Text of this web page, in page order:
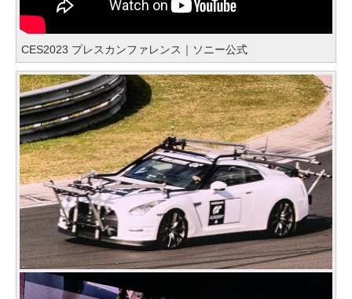
CES2023 プレスカンファレンス｜ソニー公式